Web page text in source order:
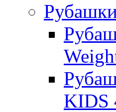
KIDS